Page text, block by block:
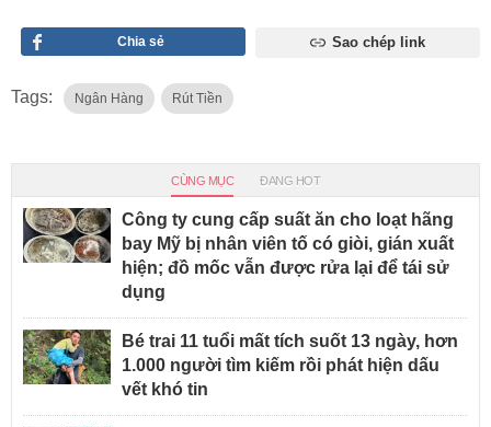
Chia sẻ Sao chép link
Tags: Ngân Hàng Rút Tiền
CÙNG MỤC ĐANG HOT
Công ty cung cấp suất ăn cho loạt hãng
bay Mỹ bị nhân viên tố có giòi, gián xuất
hiện; đồ mốc vẫn được rửa lại để tái sử
dụng
Bé trai 11 tuổi mất tích suốt 13 ngày, hơn
1.000 người tìm kiếm rồi phát hiện dấu
vết khó tin